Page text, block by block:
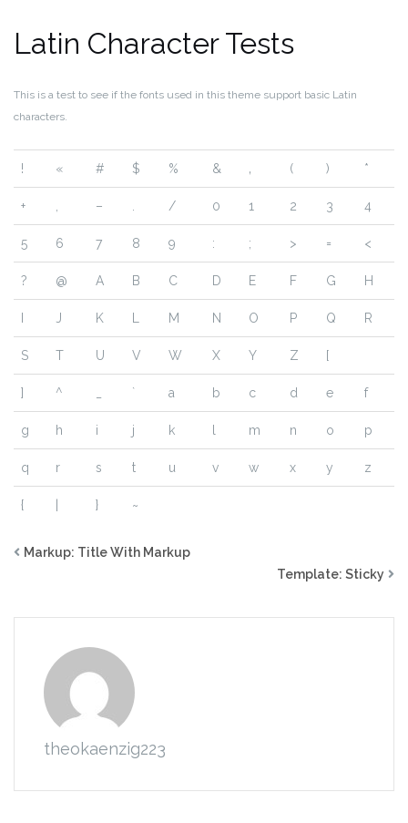
Latin Character Tests
This is a test to see if the fonts used in this theme support basic Latin
characters.
! « # $ % & ‚ ( ) *
+ – / 0 1 2 3 4
5 6 7 8 9 : ; > = <
? @ A B C D E F G H
J K M N O P Q R
S T U V W X Y Z [
] ^ ` a b c d e f
g h i j k m n o p
q r s t u v w x y z
{ } ~
Markup: Title With Markup
Template: Sticky
theokaenzig223